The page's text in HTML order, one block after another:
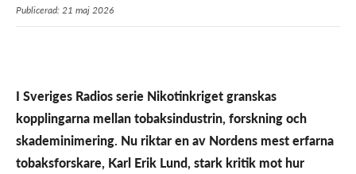
Publicerad: 21 maj 2026
I Sveriges Radios serie Nikotinkriget granskas
kopplingarna mellan tobaksindustrin, forskning och
skademinimering. Nu riktar en av Nordens mest erfarna
tobaksforskare, Karl Erik Lund, stark kritik mot hur